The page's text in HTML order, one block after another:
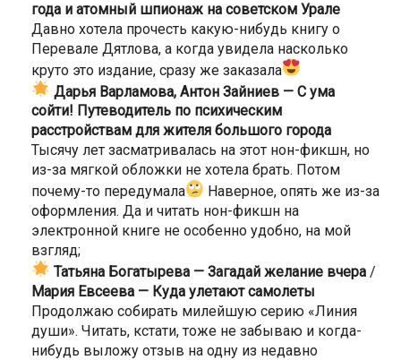
года и атомный шпионаж на советском Урале
Давно хотела прочесть какую-нибудь книгу о
Перевале Дятлова, а когда увидела насколько
круто это издание, сразу же заказала
Дарья Варламова, Антон Зайниев — С ума
сойти! Путеводитель по психическим
расстройствам для жителя большого города
Тысячу лет засматривалась на этот нон-фикшн, но
из-за мягкой обложки не хотела брать. Потом
почему-то передумала
Наверное, опять же из-за
оформления. Да и читать нон-фикшн на
электронной книге не особенно удобно, на мой
взгляд;
Татьяна Богатырева — Загадай желание вчера /
Мария Евсеева — Куда улетают самолеты
Продолжаю собирать милейшую серию «Линия
души». Читать, кстати, тоже не забываю и когда-
нибудь выложу отзыв на одну из недавно